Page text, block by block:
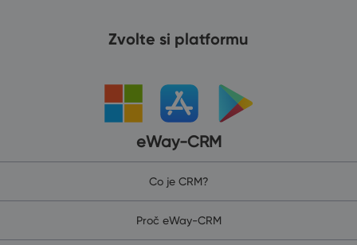
Zvolte si platformu
eWay-CRM
Co je CRM?
Proč eWay-CRM